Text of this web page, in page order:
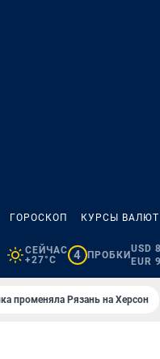
ГОРОСКОП КУРСЫ ВАЛЮТ
СЕЙЧАС
+27°C
4 ПРОБКИ
USD
EUR
променяла Рязань на Херсон